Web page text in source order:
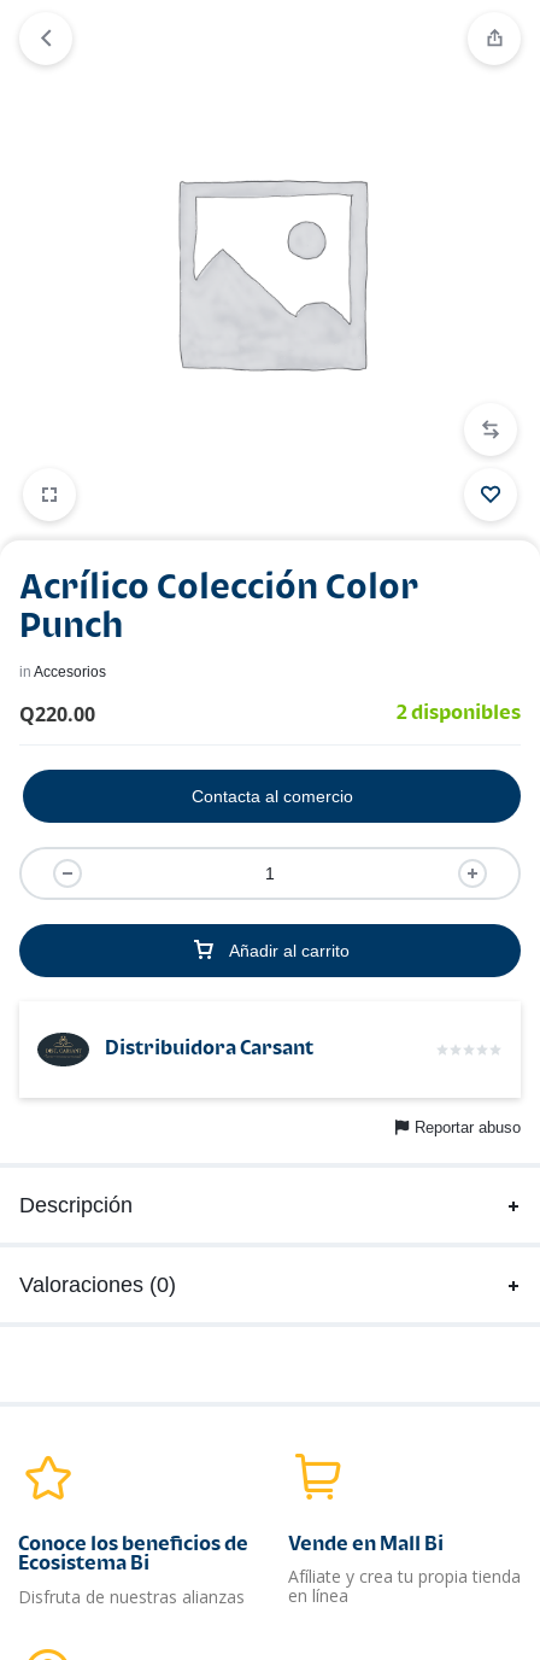
Acrílico Colección Color
Punch
in Accesorios
Q220.00 2 disponibles
Añadir al carrito
Contacta al comercio
Distribuidora Carsant
Reportar abuso
Descripción
Valoraciones (0)
Conoce los beneficios de
Ecosistema Bi
Disfruta de nuestras alianzas
Vende en Mall Bi
Afíliate y crea tu propia tienda
en línea